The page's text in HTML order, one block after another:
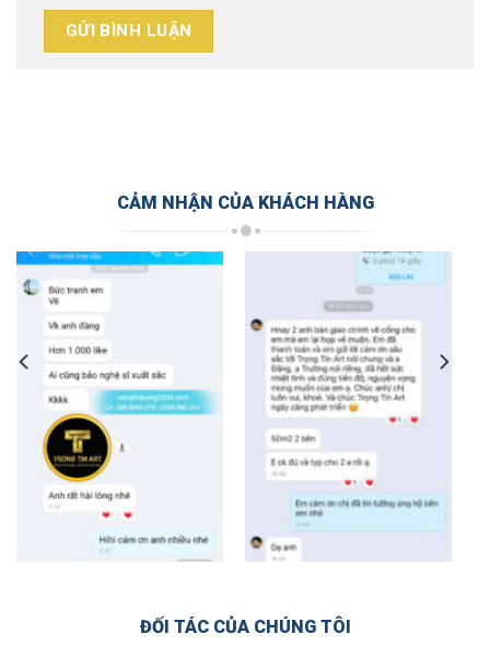
CẢM NHẬN CỦA KHÁCH HÀNG
ĐỐI TÁC CỦA CHÚNG TÔI